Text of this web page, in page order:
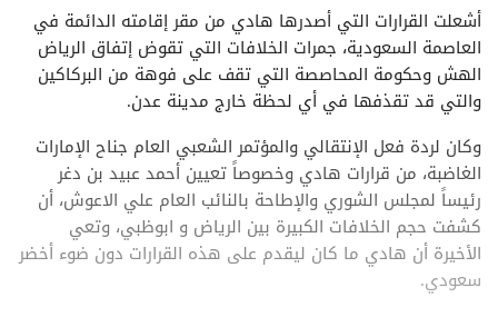
أشعلت القرارات التي أصدرها هادي من مقر إقامته الدائمة في
العاصمة السعودية، جمرات الخلافات التي تقوض إتفاق الرياض
الهش وحكومة المحاصصة التي تقف على فوهة من البركاكين
والتي قد تقذفها في أي لحظة خارج مدينة عدن.
وكان لردة فعل الإنتقالي والمؤتمر الشعبي العام جناح الإمارات
الغاضبة، من قرارات هادي وخصوصاً تعيين أحمد عبيد بن دغر
رئيساً لمجلس الشوري والإطاحة بالنائب العام علي الاعوش، أن
كشفت حجم الخلافات الكبيرة بين الرياض و ابوظبي، وتعي
الأخيرة أن هادي ما كان ليقدم على هذه القرارات دون ضوء أخضر
سعودي.